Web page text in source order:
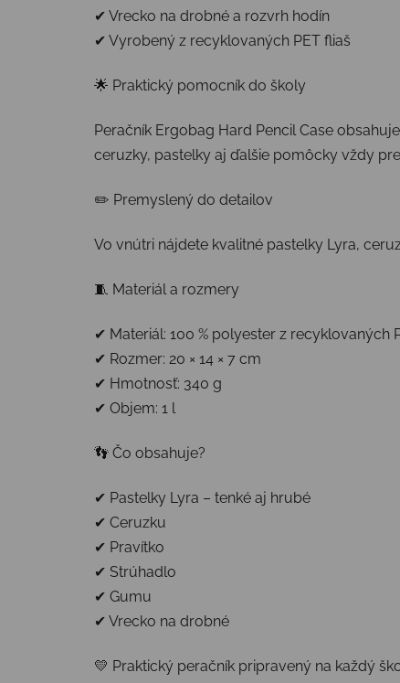
✔ Vrecko na drobné a rozvrh hodín
✔ Vyrobený z recyklovaných PET fliaš
🌟 Praktický pomocník do školy
Peračník Ergobag Hard Pencil Case
ceruzky, pastelky aj ďalšie pomôcky vždy
✏️ Premyslený do detailov
Vo vnútri nájdete kvalitné pastelky Lyra,
🧵 Materiál a rozmery
✔ Materiál: 100 % polyester z recyklovaných
✔ Rozmer: 20 × 14 × 7 cm
✔ Hmotnosť: 340 g
✔ Objem: 1 l
👣 Čo obsahuje?
✔ Pastelky Lyra – tenké aj hrubé
✔ Ceruzku
✔ Pravítko
✔ Strúhadlo
✔ Gumu
✔ Vrecko na drobné
💛 Praktický peračník pripravený na každý